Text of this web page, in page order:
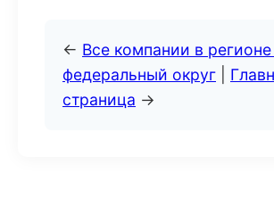
← Все компании в
федеральный округ
страница →